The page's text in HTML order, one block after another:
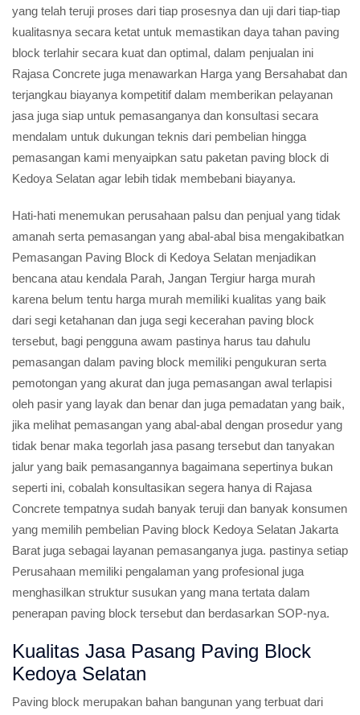
yang telah teruji proses dari tiap prosesnya dan uji dari tiap-tiap
kualitasnya secara ketat untuk memastikan daya tahan paving
block terlahir secara kuat dan optimal, dalam penjualan ini
Rajasa Concrete juga menawarkan Harga yang Bersahabat dan
terjangkau biayanya kompetitif dalam memberikan pelayanan
jasa juga siap untuk pemasanganya dan konsultasi secara
mendalam untuk dukungan teknis dari pembelian hingga
pemasangan kami menyaipkan satu paketan paving block di
Kedoya Selatan agar lebih tidak membebani biayanya.
Hati-hati menemukan perusahaan palsu dan penjual yang tidak
amanah serta pemasangan yang abal-abal bisa mengakibatkan
Pemasangan Paving Block di Kedoya Selatan menjadikan
bencana atau kendala Parah, Jangan Tergiur harga murah
karena belum tentu harga murah memiliki kualitas yang baik
dari segi ketahanan dan juga segi kecerahan paving block
tersebut, bagi pengguna awam pastinya harus tau dahulu
pemasangan dalam paving block memiliki pengukuran serta
pemotongan yang akurat dan juga pemasangan awal terlapisi
oleh pasir yang layak dan benar dan juga pemadatan yang baik,
jika melihat pemasangan yang abal-abal dengan prosedur yang
tidak benar maka tegorlah jasa pasang tersebut dan tanyakan
jalur yang baik pemasangannya bagaimana sepertinya bukan
seperti ini, cobalah konsultasikan segera hanya di Rajasa
Concrete tempatnya sudah banyak teruji dan banyak konsumen
yang memilih pembelian Paving block Kedoya Selatan Jakarta
Barat juga sebagai layanan pemasanganya juga. pastinya setiap
Perusahaan memiliki pengalaman yang profesional juga
menghasilkan struktur susukan yang mana tertata dalam
penerapan paving block tersebut dan berdasarkan SOP-nya.
Kualitas Jasa Pasang Paving Block
Kedoya Selatan
Paving block merupakan bahan bangunan yang terbuat dari